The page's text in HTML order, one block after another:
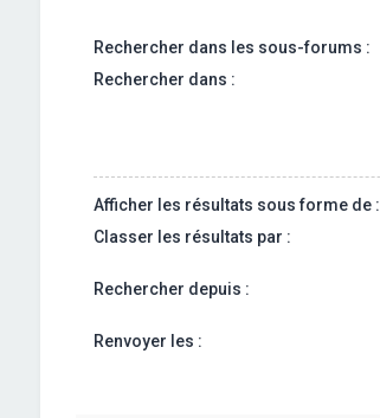
Rechercher dans les sous-forums :
Rechercher dans :
Afficher les résultats sous forme de :
Classer les résultats par :
Rechercher depuis :
Renvoyer les :